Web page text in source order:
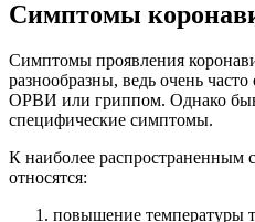
Симптомы
Симптомы проявления
разнообразны, ведь очень
ОРВИ или гриппом. Однако
специфические симптомы.
К наиболее распространенным
относятся:
повышение температуры